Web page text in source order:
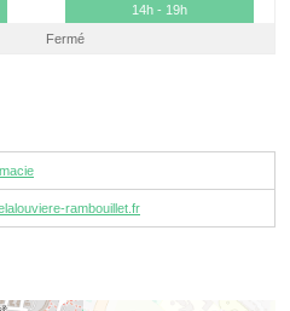
14h - 19h
Fermé
rambouillet.fr